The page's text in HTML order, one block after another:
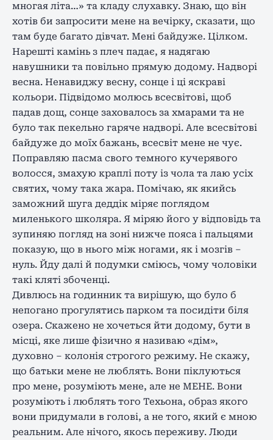
многая літа…» та кладу слухавку. Знаю, що він
хотів би запросити мене на вечірку, сказати, що
там буде багато дівчат. Мені байдуже. Цілком.
Нарешті камінь з плеч падає, я надягаю
навушники та повільно прямую додому. Надворі
весна. Ненавиджу весну, сонце і ці яскраві
кольори. Підвідомо молюсь всесвітові, щоб
падав дощ, сонце заховалось за хмарами та не
було так пекельно гаряче надворі. Але всесвітові
байдуже до моїх бажань, всесвіт мене не чує.
Поправляю пасма свого темного кучерявого
волосся, змахую краплі поту із чола та лаю усіх
святих, чому така жара. Помічаю, як якийсь
заможний шуга деддік міряє поглядом
миленького школяра. Я міряю його у відповідь та
зупиняю погляд на зоні нижче пояса і пальцями
показую, що в нього між ногами, як і мозгів –
нуль. Йду далі й подумки сміюсь, чому чоловіки
такі кляті збоченці.
Дивлюсь на годинник та вирішую, що було б
непогано прогулятись парком та посидіти біля
озера. Скажено не хочеться йти додому, бути в
місці, яке лише фізично я називаю «дім»,
духовно – колонія строгого режиму. Не скажу,
що батьки мене не люблять. Вони піклуються
про мене, розуміють мене, але не МЕНЕ. Вони
розуміють і люблять того Техьона, образ якого
вони придумали в голові, а не того, який є мною
реальним. Але нічого, якось переживу. Люди